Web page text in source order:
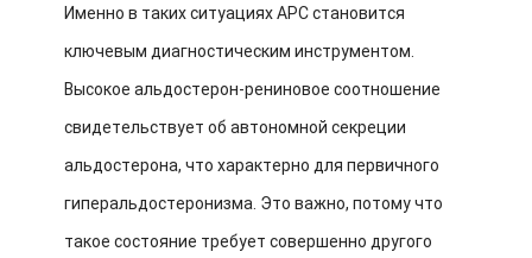
Именно в таких ситуациях АРС становится
ключевым диагностическим инструментом.
Высокое альдостерон-рениновое соотношение
свидетельствует об автономной секреции
альдостерона, что характерно для первичного
гиперальдостеронизма. Это важно, потому что
такое состояние требует совершенно другого